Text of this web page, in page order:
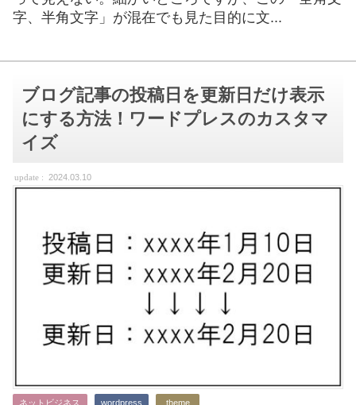
字、半角文字」が混在でも見た目的に文...
ブログ記事の投稿日を更新日だけ表示
にする方法！ワードプレスのカスタマ
イズ
2024.03.10
ネットビジネス wordpress theme